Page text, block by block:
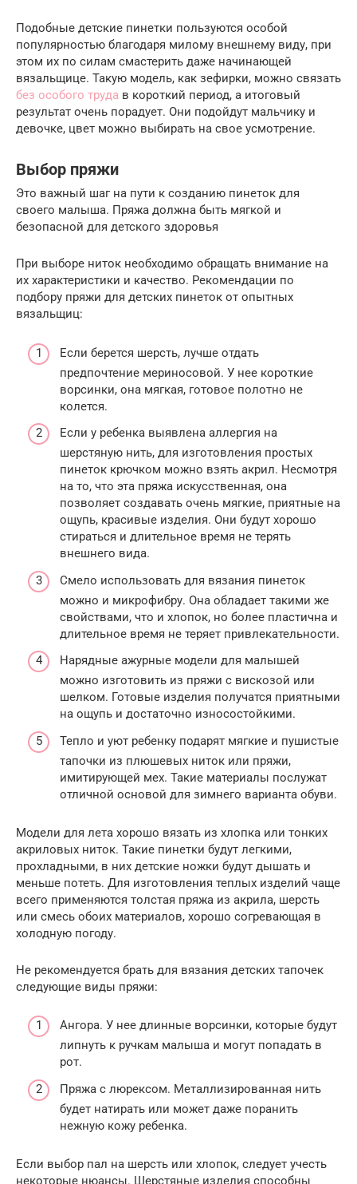
Подобные детские пинетки пользуются особой
популярностью благодаря милому внешнему виду, при
этом их по силам смастерить даже начинающей
вязальщице. Такую модель, как зефирки, можно связать
без особого труда в короткий период, а итоговый
результат очень порадует. Они подойдут мальчику и
девочке, цвет можно выбирать на свое усмотрение.
Выбор пряжи
Это важный шаг на пути к созданию пинеток для
своего малыша. Пряжа должна быть мягкой и
безопасной для детского здоровья
При выборе ниток необходимо обращать внимание на
их характеристики и качество. Рекомендации по
подбору пряжи для детских пинеток от опытных
вязальщиц:
Если берется шерсть, лучше отдать
предпочтение мериносовой. У нее короткие
ворсинки, она мягкая, готовое полотно не
колется.
Если у ребенка выявлена аллергия на
шерстяную нить, для изготовления простых
пинеток крючком можно взять акрил. Несмотря
на то, что эта пряжа искусственная, она
позволяет создавать очень мягкие, приятные на
ощупь, красивые изделия. Они будут хорошо
стираться и длительное время не терять
внешнего вида.
Смело использовать для вязания пинеток
можно и микрофибру. Она обладает такими же
свойствами, что и хлопок, но более пластична и
длительное время не теряет привлекательности.
Нарядные ажурные модели для малышей
можно изготовить из пряжи с вискозой или
шелком. Готовые изделия получатся приятными
на ощупь и достаточно износостойкими.
Тепло и уют ребенку подарят мягкие и пушистые
тапочки из плюшевых ниток или пряжи,
имитирующей мех. Такие материалы послужат
отличной основой для зимнего варианта обуви.
Модели для лета хорошо вязать из хлопка или тонких
акриловых ниток. Такие пинетки будут легкими,
прохладными, в них детские ножки будут дышать и
меньше потеть. Для изготовления теплых изделий чаще
всего применяются толстая пряжа из акрила, шерсть
или смесь обоих материалов, хорошо согревающая в
холодную погоду.
Не рекомендуется брать для вязания детских тапочек
следующие виды пряжи:
Ангора. У нее длинные ворсинки, которые будут
липнуть к ручкам малыша и могут попадать в
рот.
Пряжа с люрексом. Металлизированная нить
будет натирать или может даже поранить
нежную кожу ребенка.
Если выбор пал на шерсть или хлопок, следует учесть
некоторые нюансы. Шерстяные изделия способны